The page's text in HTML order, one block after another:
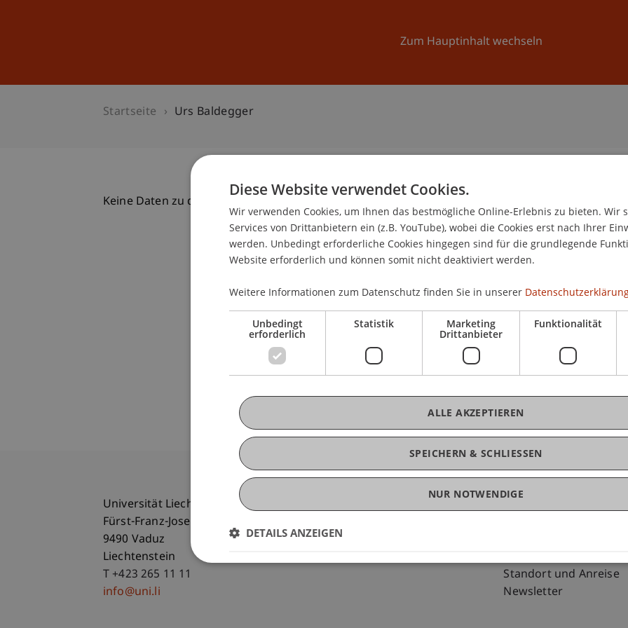
Zum Hauptinhalt wechseln
Universität Aktuelles
Startseite Urs Baldegger
Keine Daten zu dieser Person gefunden
Universität Liechtenstein
Fürst-Franz-Josef-Strasse
9490 Vaduz
Liechtenstein
T +423 265 11 11
info@uni.li
Fußzeile Rechtliche Hinweise
Disclaimer
Fußzeile
Standort und Anreise
Newsletter
Diese Website verwendet Cookies.
Wir verwenden Cookies, um Ihnen das bestmögliche Online-Erlebnis zu bieten. Wir
Services von Drittanbietern ein (z.B. YouTube), wobei die Cookies erst nach Ihrer
werden. Unbedingt erforderliche Cookies hingegen sind für die grundlegende
Website erforderlich und können somit nicht deaktiviert werden.
Weitere Informationen zum Datenschutz finden Sie in unserer
Unbedingt
erforderlich
Statistik Marketing
Drittanbieter
Funktionalität
SPEICHERN & SCHLIESSEN
ALLE AKZEPTIEREN
NUR NOTWENDIGE
DETAILS ANZEIGEN